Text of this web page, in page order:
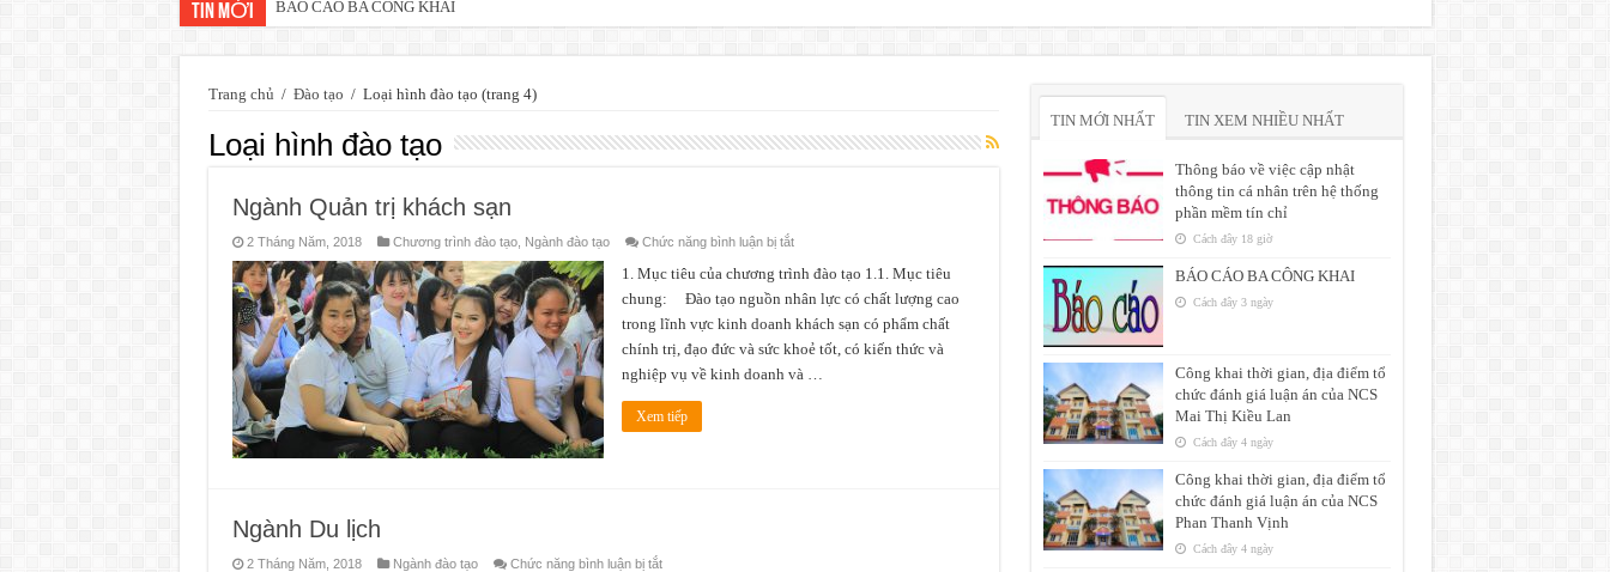
TIN MỚI BÁO CÁO BA CÔNG KHAI
Trang chủ / Đào tạo / Loại hình đào tạo (trang 4)
Loại hình đào tạo
Ngành Quản trị khách sạn
2 Tháng Năm, 2018 Chương trình đào tạo, Ngành đào tạo Chức năng bình luận bị tắtở
Quản
trị
khách
1. Mục tiêu của chương trình đào tạo 1.1. Mục tiêu
chung: Đào tạo nguồn nhân lực có chất lượng cao
trong lĩnh vực kinh doanh khách sạn có phẩm chất
chính trị, đạo đức và sức khoẻ tốt, có kiến thức và
nghiệp vụ về kinh doanh và …
Xem tiếp
Ngành Du lịch
2 Tháng Năm, 2018 Ngành đào tạo Chức năng bình luận bị tắtở
TIN MỚI NHẤT TIN XEM NHIỀU NHẤT
Thông báo về việc cập nhật
thông tin cá nhân trên hệ thống
phần mềm tín chỉ
Cách đây 18 giờ
BÁO CÁO BA CÔNG KHAI
Cách đây 3 ngày
Công khai thời gian, địa điểm tổ
chức đánh giá luận án của NCS
Mai Thị Kiều Lan
Cách đây 4 ngày
Công khai thời gian, địa điểm tổ
chức đánh giá luận án của NCS
Phan Thanh Vịnh
Cách đây 4 ngày